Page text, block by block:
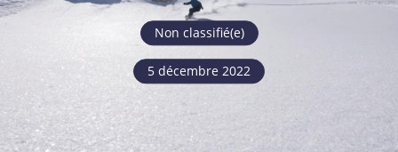
Non classifié(e)
5 décembre 2022